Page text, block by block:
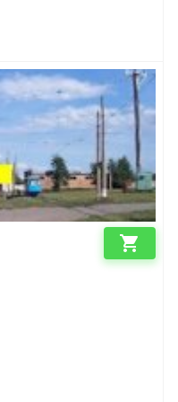
shopping_cart